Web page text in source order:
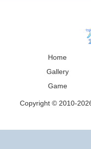
Home
Gallery
Game
Copyright © 2010-